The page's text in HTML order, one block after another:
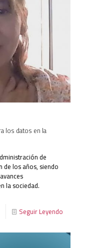
los datos en la
de
los años, siendo
la sociedad.
Seguir Leyendo